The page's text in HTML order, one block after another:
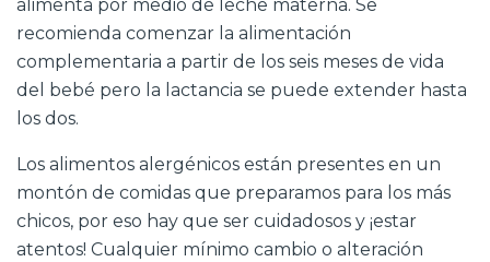
alimenta por medio de leche materna. Se
recomienda comenzar la alimentación
complementaria a partir de los seis meses de vida
del bebé pero la lactancia se puede extender hasta
los dos.
Los alimentos alergénicos están presentes en un
montón de comidas que preparamos para los más
chicos, por eso hay que ser cuidadosos y ¡estar
atentos! Cualquier mínimo cambio o alteración